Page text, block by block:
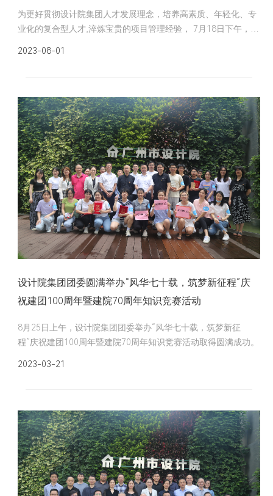
为更好贯彻设计院集团人才发展理念，培养高素质、年轻化、专
业化的复合型人才,淬炼宝贵的项目管理经验， 7月18日下午，由
2023-08-01
设计院集团团委圆满举办“风华七十载，筑梦新征程”庆
祝建团100周年暨建院70周年知识竞赛活动
8月25日上午，设计院集团团委举办“风华七十载，筑梦新征
程”庆祝建团100周年暨建院70周年知识竞赛活动取得圆满成功。
2023-03-21